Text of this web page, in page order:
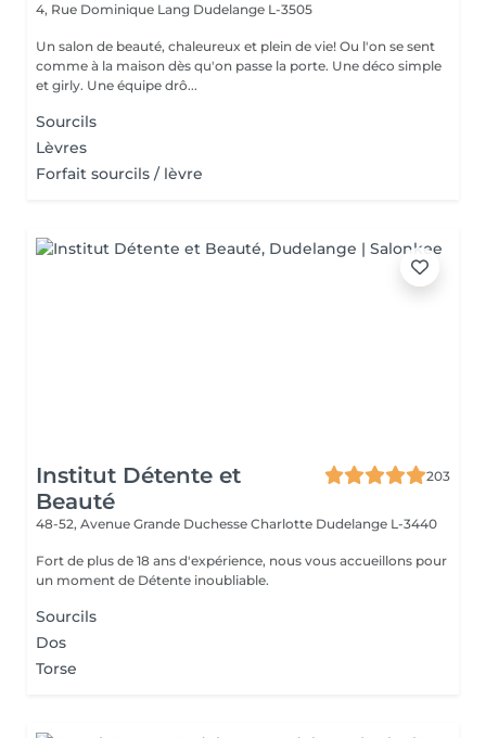
4, Rue Dominique Lang Dudelange L-3505
Un salon de beauté, chaleureux et plein de vie! Ou l'on se sent
comme à la maison dès qu'on passe la porte. Une déco simple
et girly. Une équipe drô...
Sourcils
Lèvres
Forfait sourcils / lèvre
Institut Détente et
Beauté
203
48-52, Avenue Grande Duchesse Charlotte Dudelange L-3440
Fort de plus de 18 ans d'expérience, nous vous accueillons pour
un moment de Détente inoubliable.
Sourcils
Dos
Torse